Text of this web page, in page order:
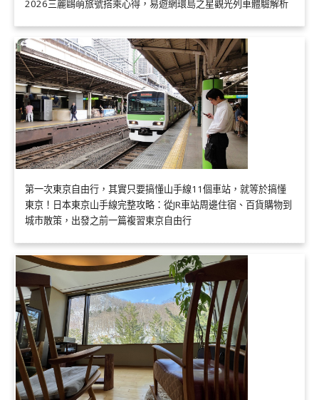
2026三麗鷗萌旅號搭乘心得，易遊網環島之星觀光列車體驗解析
第一次東京自由行，其實只要搞懂山手線11個車站，就等於搞懂
東京！日本東京山手線完整攻略：從JR車站周邊住宿、百貨購物到
城市散策，出發之前一篇複習東京自由行